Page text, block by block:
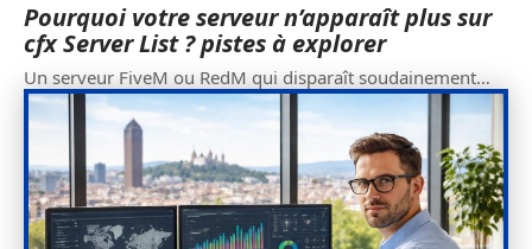
Pourquoi votre serveur n’apparaît plus sur
cfx Server List ? pistes à explorer
Un serveur FiveM ou RedM qui disparaît soudainement…